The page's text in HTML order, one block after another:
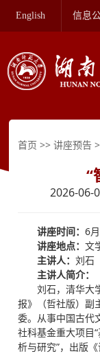
English 信息
首页 >>讲座预告
“
2026-06-
讲座时间：6
讲座地点：文
主讲人：刘石
主讲人简介：
刘石，清华大
报》（哲社版）副
委。从事中国古代
社科基金重大项目
析与研究”，出版